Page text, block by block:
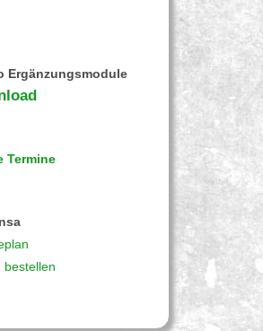
Ergänzungsmodule
Termine
bestellen